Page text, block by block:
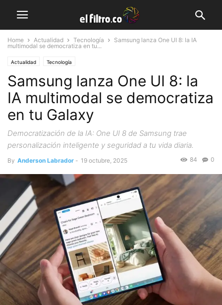
Home Actualidad Tecnología
Samsung lanza One UI 8: la IA
multimodal se democratiza en tu...
Actualidad Tecnología
Samsung lanza One UI 8: la
IA multimodal se democratiza
en tu Galaxy
Democratización de la IA: One UI 8 de Samsung trae
personalización inteligente y seguridad a tu vida diaria.
By Anderson Labrador - 19 octubre, 2025 0
84